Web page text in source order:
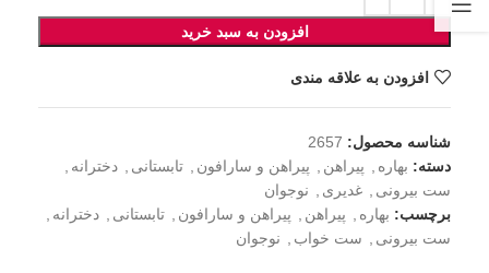
افزودن به سبد خرید
افزودن به علاقه مندی
شناسه محصول: 2657
دسته: بهاره پیراهن پیراهن و سارافون تابستانی دخترانه
ست بیرونی
غدیری
نوجوان
برچسب: بهاره پیراهن پیراهن و سارافون تابستانی دخترانه
ست بیرونی
ست خواب نوجوان